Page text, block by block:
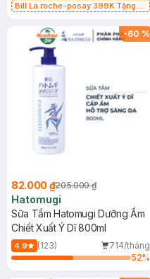
Bill La roche-posay 399K Tặng
(SL có hạn)
-60 %
82.000 ₫205.000 ₫
Hatomugi
Sữa Tắm Hatomugi Dưỡng Ẩm
Chiết Xuất Ý Dĩ 800ml
4.9 (123)
714/tháng
52%